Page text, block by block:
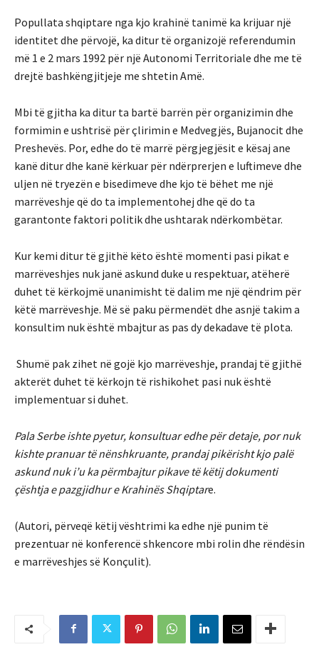
Popullata shqiptare nga kjo krahinë tanimë ka krijuar një
identitet dhe përvojë, ka ditur të organizojë referendumin
më 1 e 2 mars 1992 për një Autonomi Territoriale dhe me të
drejtë bashkëngjitjeje me shtetin Amë.
Mbi të gjitha ka ditur ta bartë barrën për organizimin dhe
formimin e ushtrisë për çlirimin e Medvegjës, Bujanocit dhe
Preshevës. Por, edhe do të marrë përgjegjësit e kësaj ane
kanë ditur dhe kanë kërkuar për ndërprerjen e luftimeve dhe
uljen në tryezën e bisedimeve dhe kjo të bëhet me një
marrëveshje që do ta implementohej dhe që do ta
garantonte faktori politik dhe ushtarak ndërkombëtar.
Kur kemi ditur të gjithë këto është momenti pasi pikat e
marrëveshjes nuk janë askund duke u respektuar, atëherë
duhet të kërkojmë unanimisht të dalim me një qëndrim për
këtë marrëveshje. Më së paku përmendët dhe asnjë takim a
konsultim nuk është mbajtur as pas dy dekadave të plota.
Shumë pak zihet në gojë kjo marrëveshje, prandaj të gjithë
akterët duhet të kërkojn të rishikohet pasi nuk është
implementuar si duhet.
Pala Serbe ishte pyetur, konsultuar edhe për detaje, por nuk
kishte pranuar të nënshkruante, prandaj pikërisht kjo palë
askund nuk i’u ka përmbajtur pikave të këtij dokumenti
çështja e pazgjidhur e Krahinës Shqiptare.
(Autori, përveqë këtij vështrimi ka edhe një punim të
prezentuar në konferencë shkencore mbi rolin dhe rëndësin
e marrëveshjes së Konçulit).